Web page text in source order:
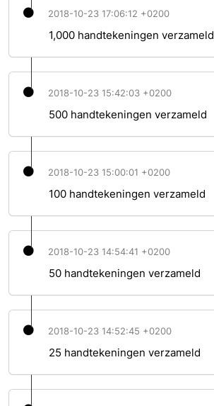
2018-10-23 17:06:12 +0200
1,000 handtekeningen verzameld
2018-10-23 15:42:03 +0200
500 handtekeningen verzameld
2018-10-23 15:00:01 +0200
100 handtekeningen verzameld
2018-10-23 14:54:41 +0200
50 handtekeningen verzameld
2018-10-23 14:52:45 +0200
25 handtekeningen verzameld